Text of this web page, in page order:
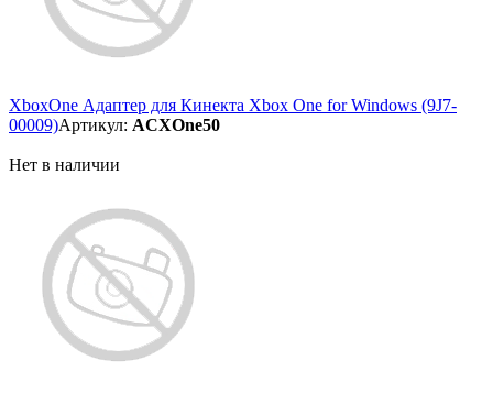
XboxOne Адаптер для Кинекта Xbox One for Windows (9J7-
00009)Артикул: ACXOne50
Нет в наличии